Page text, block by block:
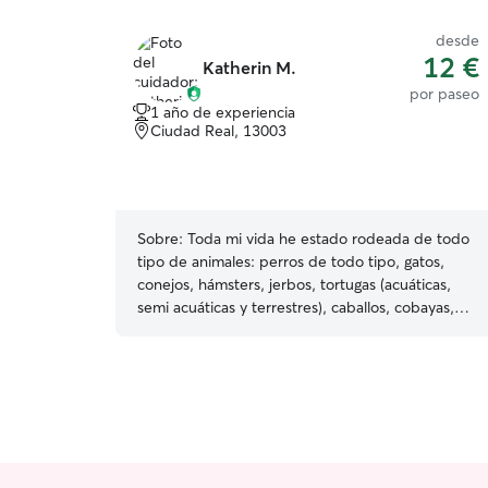
Katherin M.
desde
12 €
por paseo
1 año de experiencia
Ciudad Real, 13003
Sobre: Toda mi vida he estado rodeada de todo
tipo de animales: perros de todo tipo, gatos,
conejos, hámsters, jerbos, tortugas (acuáticas,
semi acuáticas y terrestres), caballos, cobayas,